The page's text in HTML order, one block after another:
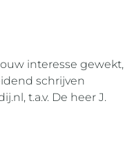
interesse gewekt,
schrijven
, t.a.v. De heer J.